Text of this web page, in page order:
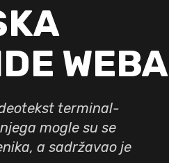
WEBA
terminal-
mogle su se
a sadržavao je